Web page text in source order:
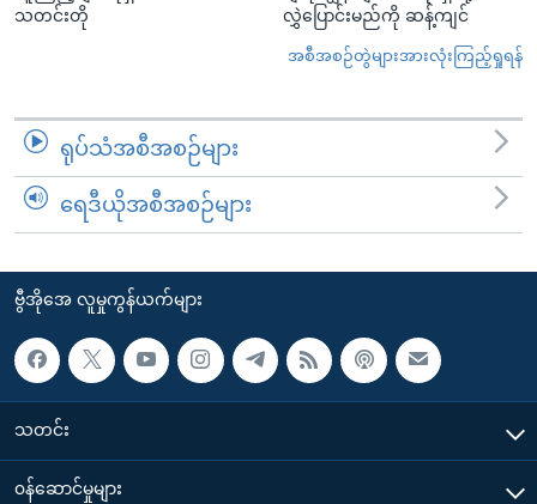
သတင်းတို
လွှဲပြောင်းမည်ကို ဆန့်ကျင်
အစီအစဉ်တွဲများအားလုံးကြည့်ရှုရန်
ရုပ်သံအစီအစဉ်များ
ရေဒီယိုအစီအစဉ်များ
ဗွီအိုအေ လူမှုကွန်ယက်များ
သတင်း
၀န်ဆောင်မှုများ